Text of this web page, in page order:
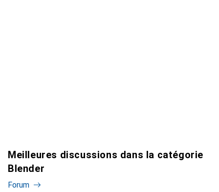
Meilleures discussions dans la catégorie
Blender
Forum